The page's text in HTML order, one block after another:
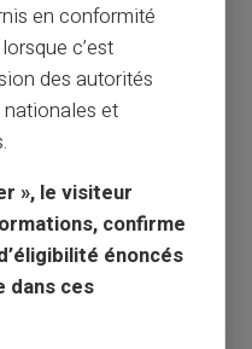
carte de paiement
Article suivant
en conformité
c’est
des autorités
et
», le visiteur
confirme
énoncés
dans ces